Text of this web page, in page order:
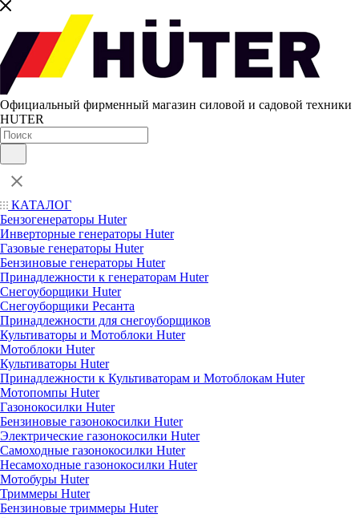
Официальный фирменный магазин силовой и садовой техники
HUTER
КАТАЛОГ
Бензогенераторы Huter
Инверторные генераторы Huter
Газовые генераторы Huter
Бензиновые генераторы Huter
Принадлежности к генераторам Huter
Снегоуборщики Huter
Снегоуборщики Ресанта
Принадлежности для снегоуборщиков
Культиваторы и Мотоблоки Huter
Мотоблоки Huter
Культиваторы Huter
Принадлежности к Культиваторам и Мотоблокам Huter
Мотопомпы Huter
Газонокосилки Huter
Бензиновые газонокосилки Huter
Электрические газонокосилки Huter
Самоходные газонокосилки Huter
Несамоходные газонокосилки Huter
Мотобуры Huter
Триммеры Huter
Бензиновые триммеры Huter